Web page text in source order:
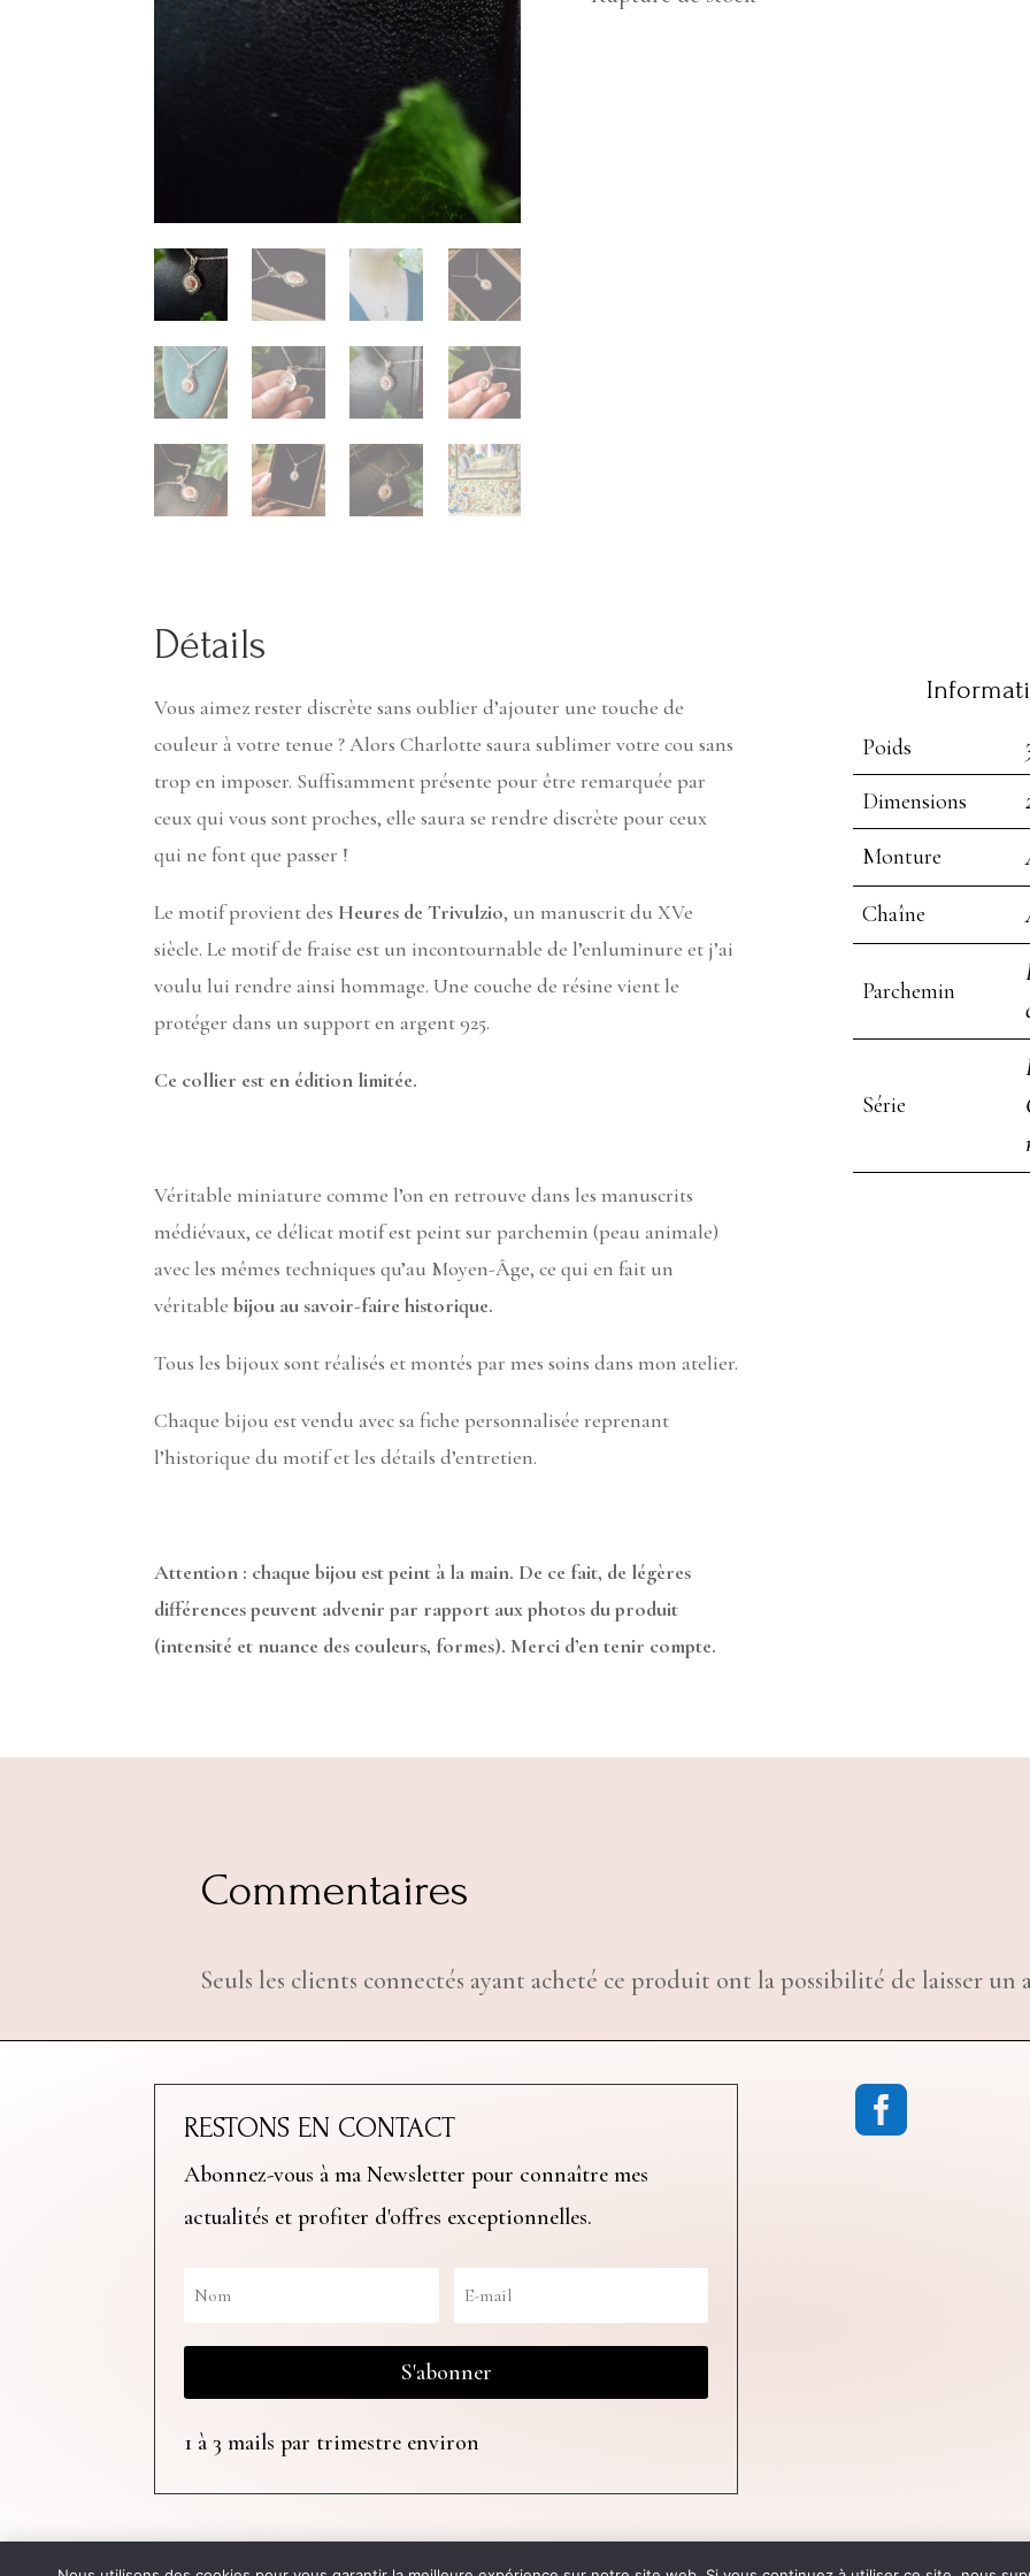
Détails
Vous aimez rester discrète sans oublier d’ajouter une touche de
couleur à votre tenue ? Alors Charlotte saura sublimer votre cou sans
trop en imposer. Suffisamment présente pour être remarquée par
ceux qui vous sont proches, elle saura se rendre discrète pour ceux
qui ne font que passer !
Le motif provient des Heures de Trivulzio, un manuscrit du XVe
siècle. Le motif de fraise est un incontournable de l’enluminure et j’ai
voulu lui rendre ainsi hommage. Une couche de résine vient le
protéger dans un support en argent 925.
Ce collier est en édition limitée.
Véritable miniature comme l’on en retrouve dans les manuscrits
médiévaux, ce délicat motif est peint sur parchemin (peau animale)
avec les mêmes techniques qu’au Moyen-Âge, ce qui en fait un
véritablebijou au savoir-faire historique.
Tous les bijoux sont réalisés et montés par mes soins dans mon atelier.
Chaque bijou est vendu avec sa fiche personnalisée reprenant
l’historique du motif et les détails d’entretien.
Attention : chaque bijou est peint à la main. De ce fait, de légères
différences peuvent advenir par rapport aux photos du produit
(intensité et nuance des couleurs, formes). Merci d’en tenir compte.
Poids
Dimensions
Monture
Chaîne
Parchemin
Série
Commentaires
Seuls les clients connectés ayant acheté ce produit ont la possibilité de laisser un
RESTONS EN CONTACT
Abonnez-vous à ma Newsletter pour connaître mes
actualités et profiter d'offres exceptionnelles.
S'abonner
1 à 3 mails par trimestre environ
